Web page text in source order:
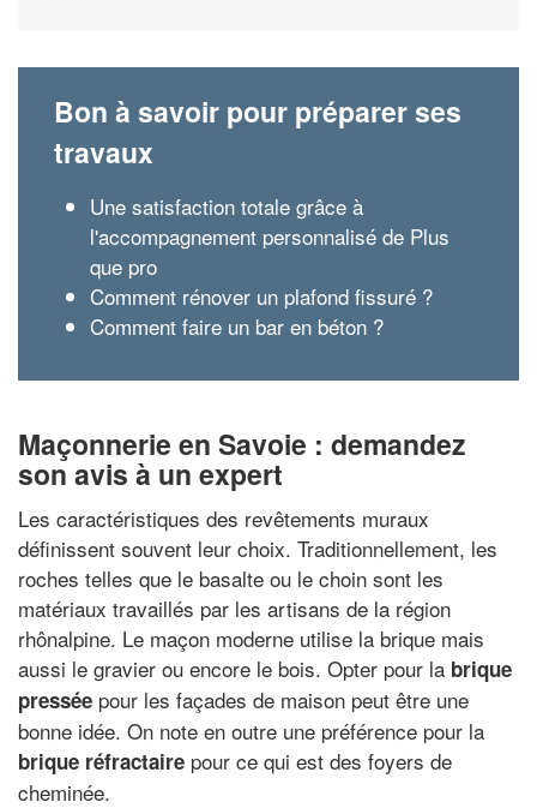
Bon à savoir pour préparer ses
travaux
Une satisfaction totale grâce à
l'accompagnement personnalisé de Plus
que pro
Comment rénover un plafond fissuré ?
Comment faire un bar en béton ?
Maçonnerie en Savoie : demandez
son avis à un expert
Les caractéristiques des revêtements muraux
définissent souvent leur choix. Traditionnellement, les
roches telles que le basalte ou le choin sont les
matériaux travaillés par les artisans de la région
rhônalpine. Le maçon moderne utilise la brique mais
aussi le gravier ou encore le bois. Opter pour la brique
pressée pour les façades de maison peut être une
bonne idée. On note en outre une préférence pour la
brique réfractaire pour ce qui est des foyers de
cheminée.